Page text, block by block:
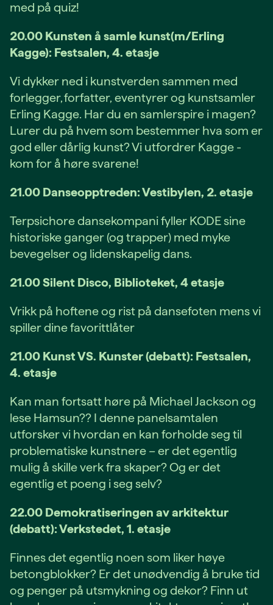
med på quiz!
20.00 Kunsten å samle kunst(m/Erling
Kagge): Festsalen, 4. etasje
Vi dykker ned i kunstverden sammen med
forlegger, forfatter, eventyrer og kunstsamler
Erling Kagge. Har du en samlerspire i magen?
Lurer du på hvem som bestemmer hva som er
god eller dårlig kunst? Vi utfordrer Kagge -
kom for å høre svarene!
21.00 Danseopptreden: Vestibylen, 2. etasje
Terpsichore dansekompani fyller KODE sine
historiske ganger (og trapper) med myke
bevegelser og lidenskapelig dans.
21.00 Silent Disco, Biblioteket, 4 etasje
Vrikk på hoftene og rist på dansefoten mens vi
spiller dine favorittlåter
21.00 Kunst VS. Kunster (debatt): Festsalen,
4. etasje
Kan man fortsatt høre på Michael Jackson og
lese Hamsun?? I denne panelsamtalen
utforsker vi hvordan en kan forholde seg til
problematiske kunstnere – er det egentlig
mulig å skille verk fra skaper? Og er det
egentlig et poeng i seg selv?
22.00 Demokratiseringen av arkitektur
(debatt): Verkstedet, 1. etasje
Finnes det egentlig noen som liker høye
betongblokker? Er det unødvendig å bruke tid
og penger på utsmykning og dekor? Finn ut